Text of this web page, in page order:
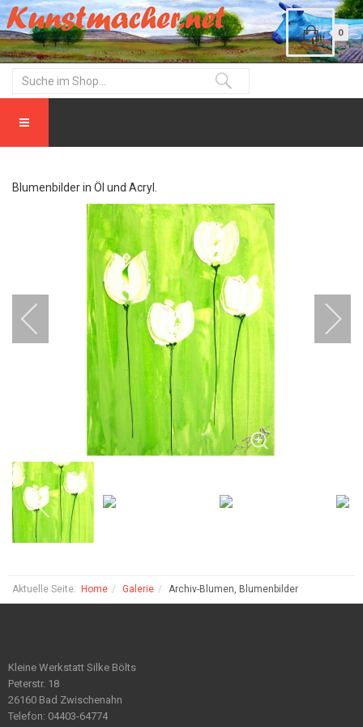
0
Blumenbilder in Öl und Acryl.
Aktuelle Seite: Home Galerie Archiv-Blumen, Blumenbilder
Kleine Werkstatt Silke Bölts
Peterstr. 18
26160 Bad Zwischenahn
Telefon: 04403-64774